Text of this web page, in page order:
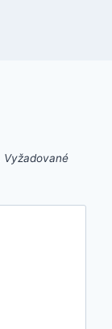
Vyžadované